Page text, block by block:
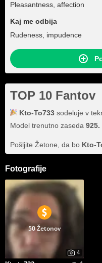
Pleasantness, affection
Kaj me odbija
Rudeness, impudence
TOP 10 Fantov
Kto-To733 sodeluje v
Model trenutno zaseda 925.
Pošljite Žetone, da bo Kto-
Fotografije
50 Žetonov
4